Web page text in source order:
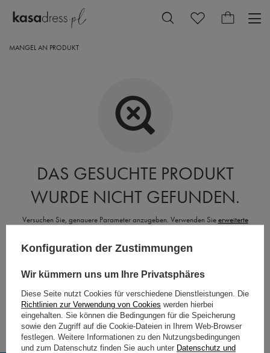
MANGEL AN PRODUKT
DAS GESUCHTE PRODUKT
WURDE NICHT GEFUNDEN.
Versuchen Sie, genauere Parameter anzugeben. Verwenden Sie erweiterte
WIR IN UNSEREM SORTIMENT NICHT
HABEN?
Wenn Sie ein Produkt in unserem Angebot nicht gefunden haben und es in unserem
Shop kaufen möchten, können Sie ein spezielles Formular verwenden und uns eine
Beschreibung des gesuchten Artikels schicken. Um das zu können, müssen Sie
eingeloggen.
Konfiguration der Zustimmungen
Wir kümmern uns um Ihre Privatsphäres
Diese Seite nutzt Cookies für verschiedene Dienstleistungen. Die
Richtlinien zur Verwendung von Cookies werden hierbei
eingehalten. Sie können die Bedingungen für die Speicherung
sowie den Zugriff auf die Cookie-Dateien in Ihrem Web-Browser
festlegen. Weitere Informationen zu den Nutzungsbedingungen
und zum Datenschutz finden Sie auch unter Datenschutz und